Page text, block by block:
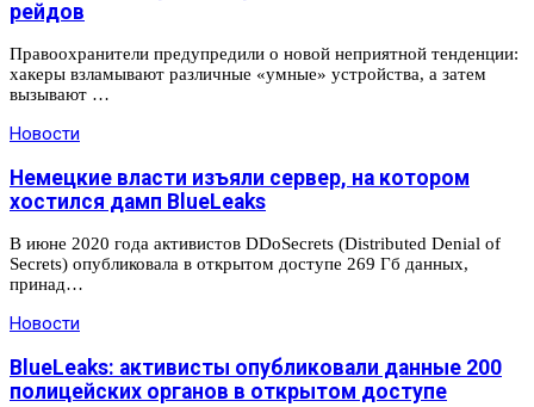
рейдов
Правоохранители предупредили о новой неприятной тенденции:
хакеры взламывают различные «умные» устройства, а затем
вызывают …
Новости
Немецкие власти изъяли сервер, на котором
хостился дамп BlueLeaks
В июне 2020 года активистов DDoSecrets (Distributed Denial of
Secrets) опубликовала в открытом доступе 269 Гб данных,
принад…
Новости
BlueLeaks: активисты опубликовали данные 200
полицейских органов в открытом доступе